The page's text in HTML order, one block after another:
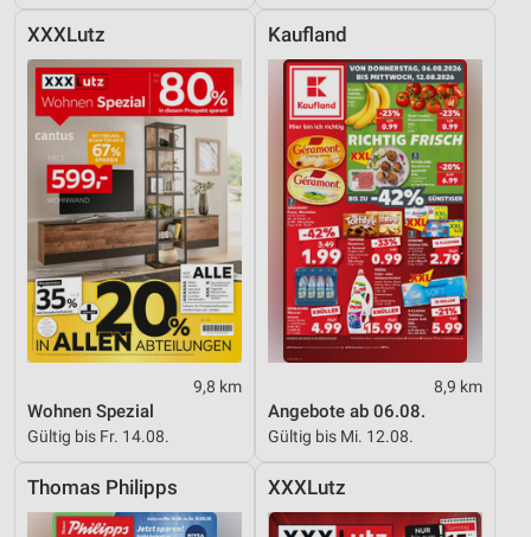
XXXLutz
9,8 km
Wohnen Spezial
Gültig bis Fr. 14.08.
Kaufland
8,9 km
Angebote ab 06.08.
Gültig bis Mi. 12.08.
Thomas Philipps XXXLutz